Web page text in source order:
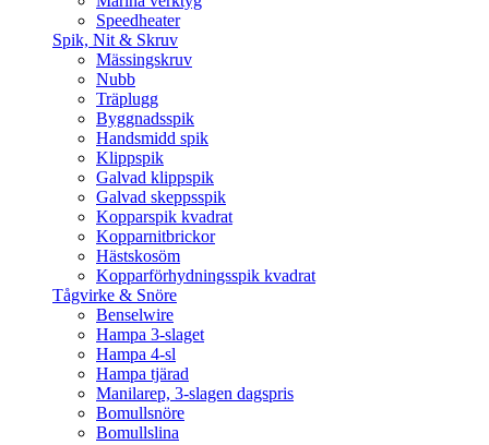
Speedheater
Spik, Nit & Skruv
Mässingskruv
Nubb
Träplugg
Byggnadsspik
Handsmidd spik
Klippspik
Galvad klippspik
Galvad skeppsspik
Kopparspik kvadrat
Kopparnitbrickor
Hästskosöm
Kopparförhydningsspik kvadrat
Tågvirke & Snöre
Benselwire
Hampa 3-slaget
Hampa 4-sl
Hampa tjärad
Manilarep, 3-slagen dagspris
Bomullsnöre
Bomullslina